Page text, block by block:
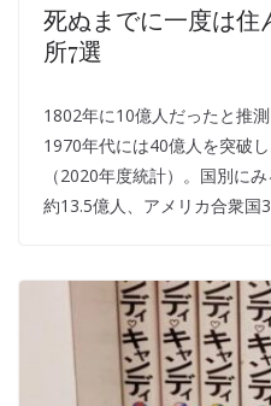
死ぬまでに一度は住
所7選
1802年に10億人だったと推
1970年代には40億人を突破
（2020年度統計）。国別に
約13.5億人、アメリカ合衆国